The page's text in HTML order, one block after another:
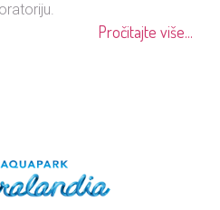
Pročitajte više...